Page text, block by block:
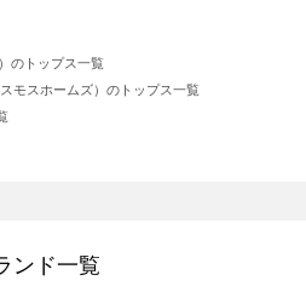
のトップス一覧
モスホームズ）のトップス一覧
バイサマンサモスモス）のトップス一覧
ブルー）のトップス一覧
覧
ンド一覧